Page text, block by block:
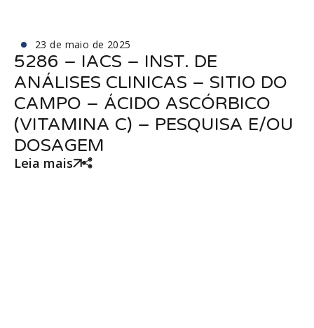
23 de maio de 2025
5286 – IACS – INST. DE
ANÁLISES CLINICAS – SITIO DO
CAMPO – ÁCIDO ASCÓRBICO
(VITAMINA C) – PESQUISA E/OU
DOSAGEM
Leia mais